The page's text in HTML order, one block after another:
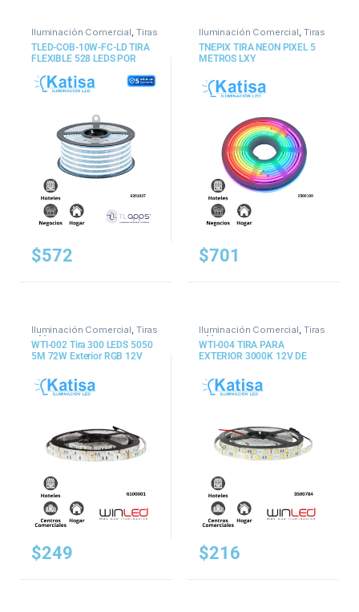
Iluminación Comercial, Tiras
y Mangueras
TLED-COB-10W-FC-LD TIRA
FLEXIBLE 528 LEDS POR
DE LIBRE CORTE”
$572
Iluminación Comercial, Tiras
y Mangueras
TNEPIX TIRA NEON PIXEL 5
METROS LXY
$701
Iluminación Comercial, Tiras
y Mangueras
WTI-002 Tira 300 LEDS 5050
5M 72W Exterior RGB 12V
$249
Iluminación Comercial, Tiras
y Mangueras
WTI-004 TIRA PARA
EXTERIOR 3000K 12V DE
$216